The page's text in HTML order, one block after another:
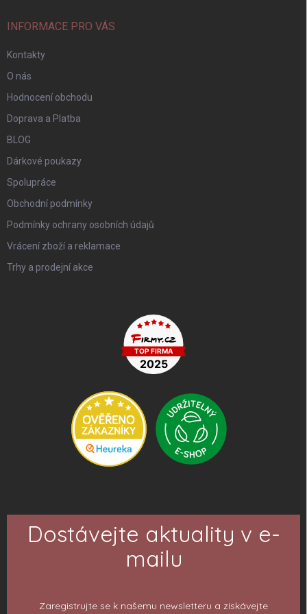
INFORMACE PRO VÁS
Kontakty
O nás
Hodnocení obchodu
Doprava a Platba
BLOG
Dárkové poukazy
Spolupráce
Obchodní podmínky
Podmínky ochrany osobních údajů
Vrácení zboží a reklamace
Trhy a prodejní akce
Dostávejte aktuality v e-
mailu
Zaregistrujte se k našemu newsletteru a získávejte